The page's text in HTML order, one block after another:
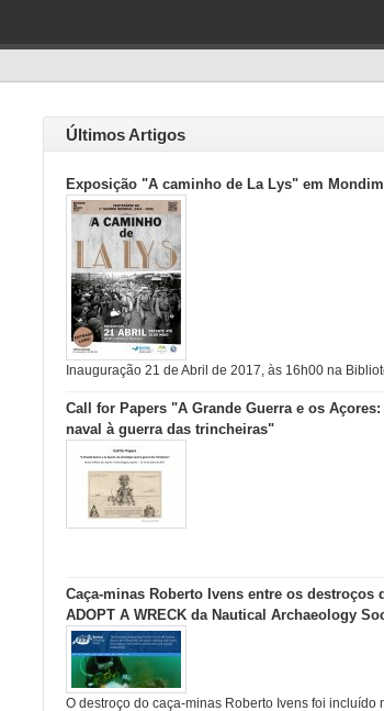
Últimos Artigos
Exposição "A caminho de La Lys" em
Inauguração 21 de Abril de 2017, às 16h00 na
Call for Papers "A Grande Guerra e os
naval à guerra das trincheiras"
Caça-minas Roberto Ivens entre os destroços
ADOPT A WRECK da Nautical Archaeology
O destroço do caça-minas Roberto Ivens foi incluído